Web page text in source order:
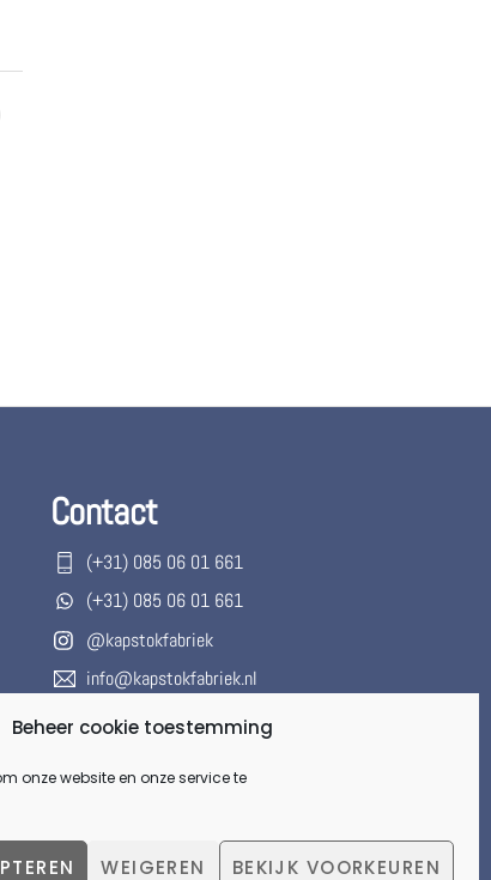
Beheer cookie toestemming
onze website en onze service te
WEIGEREN BEKIJK VOORKEUREN
Contact
(+31) 085 06 01 661
(+31) 085 06 01 661
@kapstokfabriek
info@kapstokfabriek.nl
Waleplein 23291 CZ Strijen, Hoeksche
Gesloten voor onbepaalde tijd.